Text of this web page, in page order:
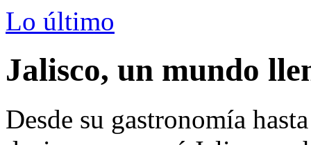
Lo último
Jalisco, un mundo
Desde su gastronomía